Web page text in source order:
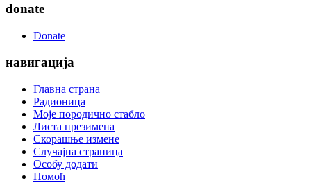
donate
Donate
навигација
Главна страна
Радионица
Моје породично стабло
Листа презимена
Скорашње измене
Случајна страница
Особу додати
Помоћ